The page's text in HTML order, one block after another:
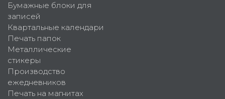
Бумажные блоки для
записей
Квартальные календари
Печать папок
Металлические
стикеры
Производство
ежедневников
Печать на магнитах